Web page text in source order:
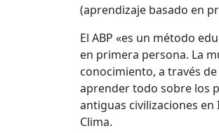
(aprendizaje basado en
El ABP «es un método
en primera persona. La
conocimiento, a través
aprender todo sobre los
antiguas civilizaciones
Clima.